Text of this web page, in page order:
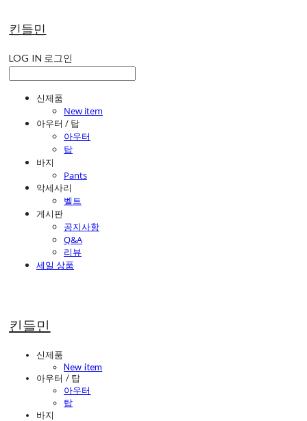
킨들민
LOG IN 로그인
신제품
New item
아우터 / 탑
아우터
탑
바지
Pants
악세사리
벨트
게시판
공지사항
Q&A
리뷰
세일 상품
킨들민
신제품
New item
아우터 / 탑
아우터
탑
바지